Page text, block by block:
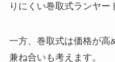
りにくい巻取式ランヤー
一方、巻取式は価格が高
兼ね合いも考えます。